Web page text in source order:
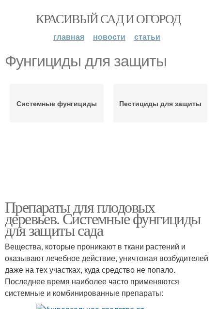
КРАСИВЫЙ САД И ОГОРОД
главная новости статьи
Фунгициды для защиты
Системные фунгициды Пестициды для защиты
Препараты для плодовых
деревьев. Системные фунгициды
для защиты сада
Вещества, которые проникают в ткани растений и
оказывают лечебное действие, уничтожая возбудителей
даже на тех участках, куда средство не попало.
Последнее время наиболее часто применяются
системные и комбинированные препараты: